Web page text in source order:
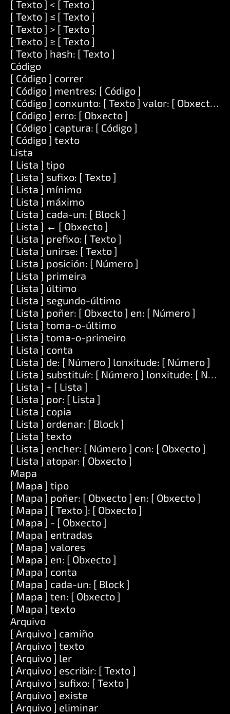
[ Texto ] < [ Texto ]
[ Texto ] ≤ [ Texto ]
[ Texto ] > [ Texto ]
[ Texto ] ≥ [ Texto ]
[ Texto ] hash: [ Texto ]
Código
[ Código ] correr
[ Código ] mentres: [ Código ]
[ Código ] conxunto: [ Texto ] valor: [ Obxecto ]
[ Código ] erro: [ Obxecto ]
[ Código ] captura: [ Código ]
[ Código ] texto
Lista
[ Lista ] tipo
[ Lista ] sufixo: [ Texto ]
[ Lista ] mínimo
[ Lista ] máximo
[ Lista ] cada-un: [ Block ]
[ Lista ] ← [ Obxecto ]
[ Lista ] prefixo: [ Texto ]
[ Lista ] unirse: [ Texto ]
[ Lista ] posición: [ Número ]
[ Lista ] primeira
[ Lista ] último
[ Lista ] segundo-último
[ Lista ] poñer: [ Obxecto ] en: [ Número ]
[ Lista ] toma-o-último
[ Lista ] toma-o-primeiro
[ Lista ] conta
[ Lista ] de: [ Número ] lonxitude: [ Número ]
[ Lista ] substituír: [ Número ] lonxitude: [
[ Lista ] + [ Lista ]
[ Lista ] por: [ Lista ]
[ Lista ] copia
[ Lista ] ordenar: [ Block ]
[ Lista ] texto
[ Lista ] encher: [ Número ] con: [ Obxecto ]
[ Lista ] atopar: [ Obxecto ]
Mapa
[ Mapa ] tipo
[ Mapa ] poñer: [ Obxecto ] en: [ Obxecto ]
[ Mapa ] [ Texto ]: [ Obxecto ]
[ Mapa ] - [ Obxecto ]
[ Mapa ] entradas
[ Mapa ] valores
[ Mapa ] en: [ Obxecto ]
[ Mapa ] conta
[ Mapa ] cada-un: [ Block ]
[ Mapa ] ten: [ Obxecto ]
[ Mapa ] texto
Arquivo
[ Arquivo ] camiño
[ Arquivo ] texto
[ Arquivo ] ler
[ Arquivo ] escribir: [ Texto ]
[ Arquivo ] sufixo: [ Texto ]
[ Arquivo ] existe
[ Arquivo ] eliminar